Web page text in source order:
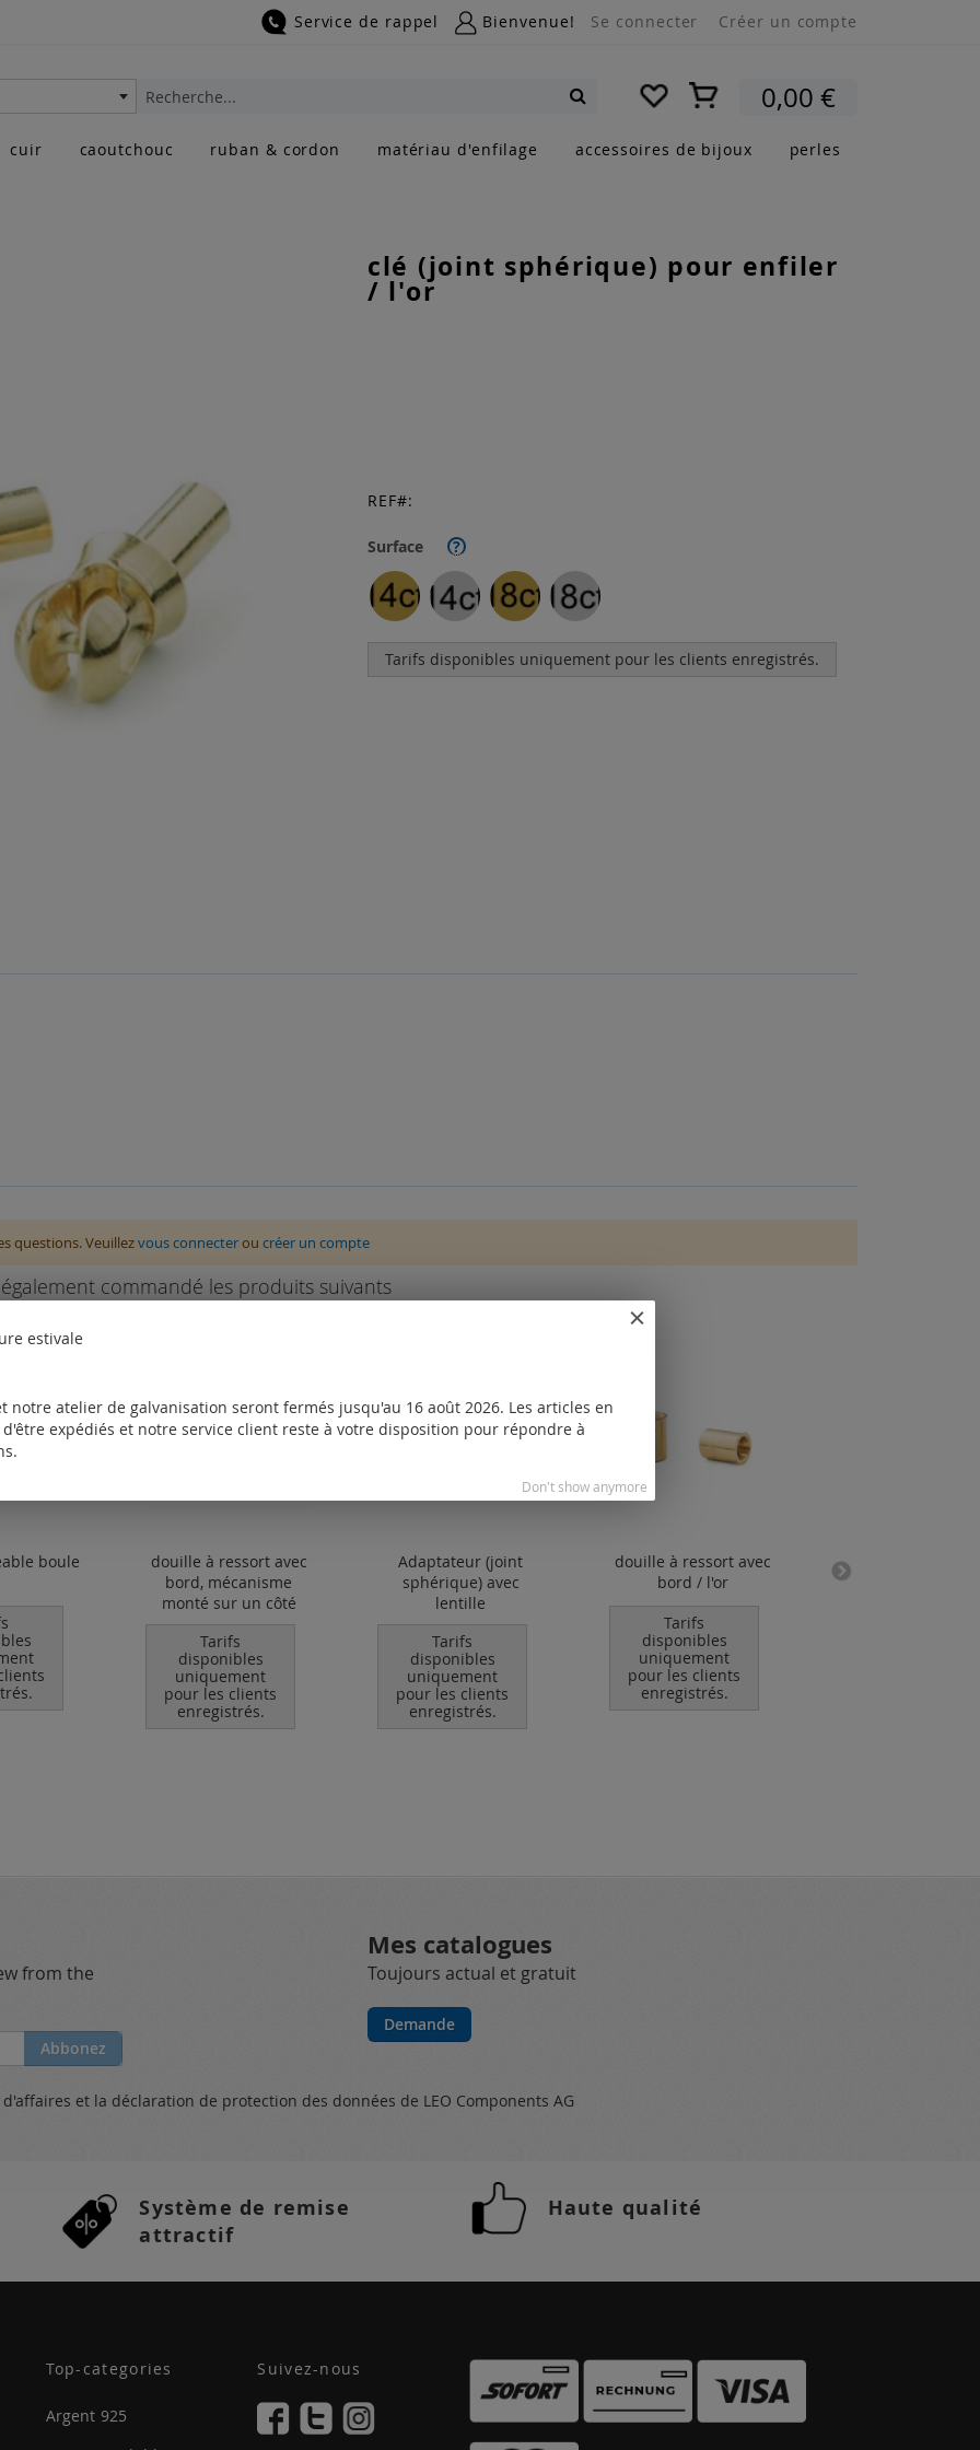
Service de rappel Bienvenue! Se connecter Créer un compte
Mon panier0,00 €
Rechercher
cuir caoutchouc ruban & cordon matériau d'enfilage accessoires de bijoux perles
clé (joint sphérique) pour enfiler
/ l'or
Surface ?
Tarifs disponibles uniquement pour les clients enregistrés.
REF
questions. Veuillezvous connecterou créer un compte
commandé les produits suivants
boule
douille à ressort avec
bord, mécanisme
monté sur un côté
Tarifs
disponibles
uniquement
pour les clients
enregistrés.
Adaptateur (joint
sphérique) avec
lentille
Tarifs
disponibles
uniquement
pour les clients
enregistrés.
douille à ressort avec
bord / l'or
Tarifs
disponibles
uniquement
pour les clients
enregistrés.
from the
Abbonez
Mes catalogues
Toujours actual et gratuit
Demande
d'affaires et la déclaration de protection des données de LEO Components AG
Système de remise
attractif
Haute qualité
Top-categories
Argent 925
Suivez-nous
estivale
notre atelier de galvanisation seront fermés jusqu'au 16 août 2026. Les articles en
expédiés et notre service client reste à votre disposition pour répondre à
Don't show anymore